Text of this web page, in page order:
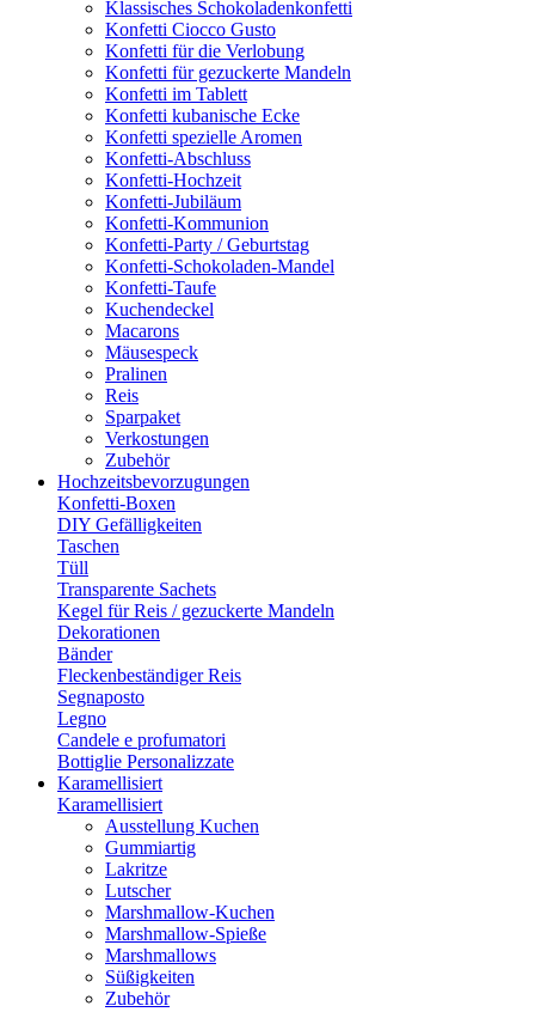
Klassisches Schokoladenkonfetti
Konfetti Ciocco Gusto
Konfetti für die Verlobung
Konfetti für gezuckerte Mandeln
Konfetti im Tablett
Konfetti kubanische Ecke
Konfetti spezielle Aromen
Konfetti-Abschluss
Konfetti-Hochzeit
Konfetti-Jubiläum
Konfetti-Kommunion
Konfetti-Party / Geburtstag
Konfetti-Schokoladen-Mandel
Konfetti-Taufe
Kuchendeckel
Macarons
Mäusespeck
Pralinen
Reis
Sparpaket
Verkostungen
Zubehör
Hochzeitsbevorzugungen
Konfetti-Boxen
DIY Gefälligkeiten
Taschen
Tüll
Transparente Sachets
Kegel für Reis / gezuckerte Mandeln
Dekorationen
Bänder
Fleckenbeständiger Reis
Segnaposto
Legno
Candele e profumatori
Bottiglie Personalizzate
Karamellisiert
Karamellisiert
Ausstellung Kuchen
Gummiartig
Lakritze
Lutscher
Marshmallow-Kuchen
Marshmallow-Spieße
Marshmallows
Süßigkeiten
Zubehör